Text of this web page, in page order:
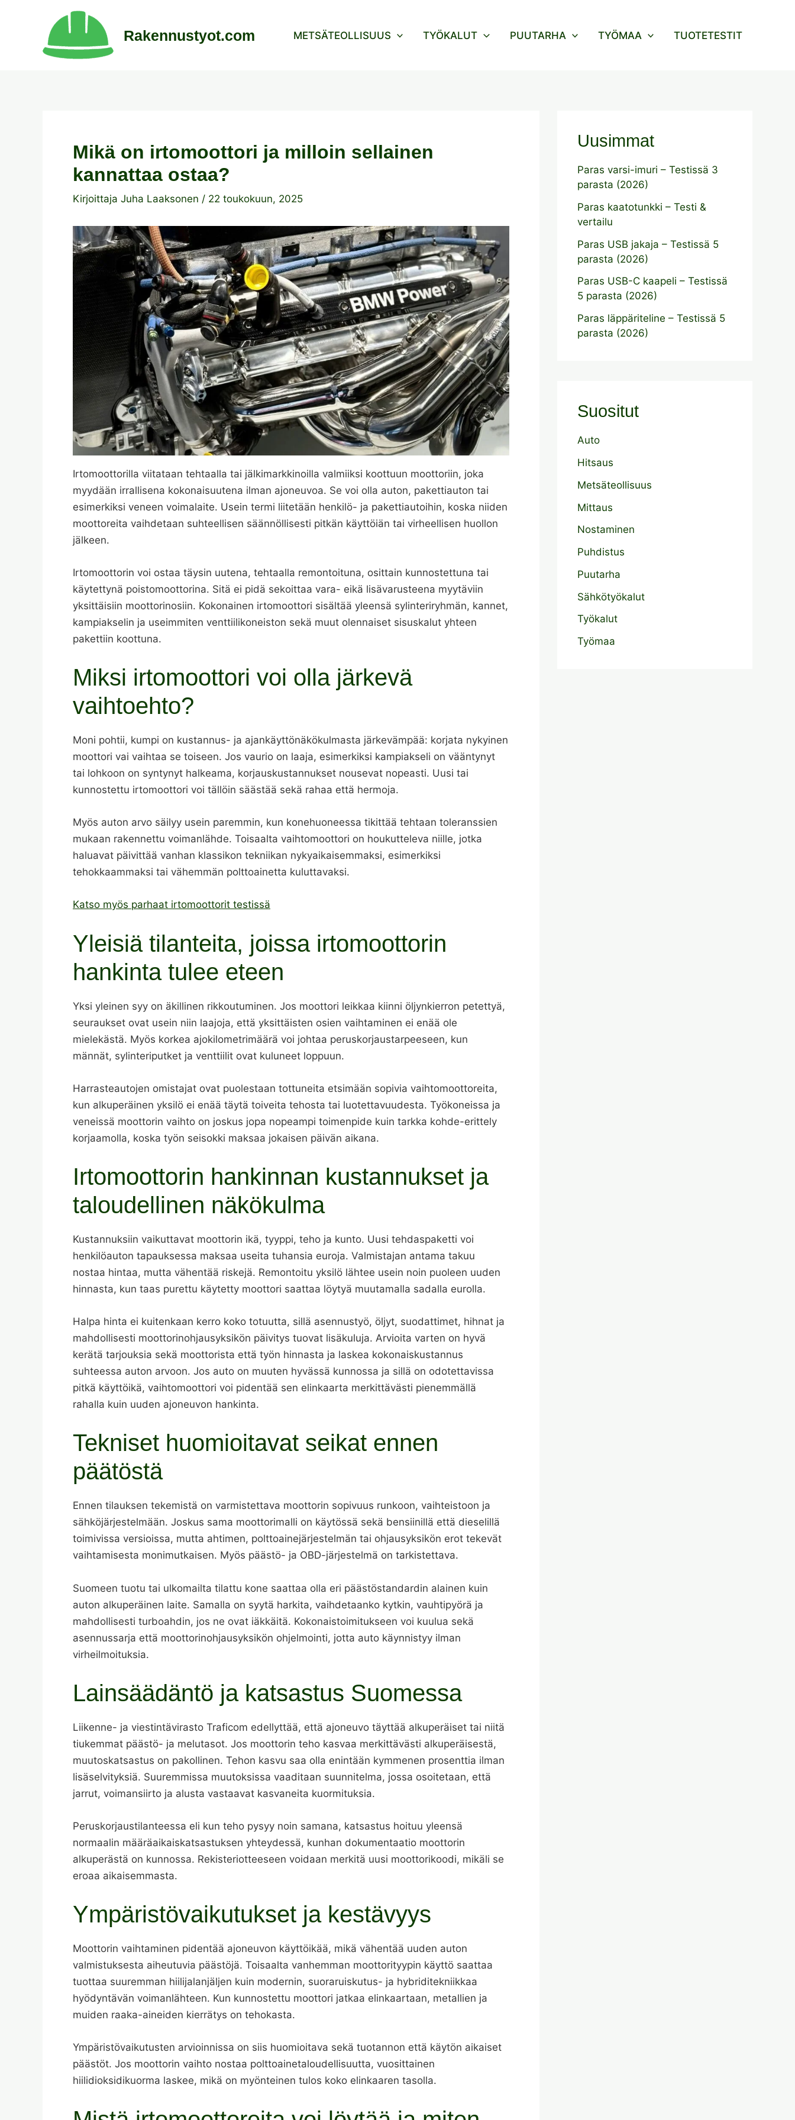
Rakennustyot.com METSÄTEOLLISUUS TYÖKALUT PUUTARHA TYÖMAA TUOTETESTIT
Mikä on irtomoottori ja milloin sellainen
kannattaa ostaa?
Kirjoittaja Juha Laaksonen / 22 toukokuun, 2025
Irtomoottorilla viitataan tehtaalla tai jälkimarkkinoilla valmiiksi koottuun moottoriin, joka
myydään irrallisena kokonaisuutena ilman ajoneuvoa. Se voi olla auton, pakettiauton tai
esimerkiksi veneen voimalaite. Usein termi liitetään henkilö- ja pakettiautoihin, koska niiden
moottoreita vaihdetaan suhteellisen säännöllisesti pitkän käyttöiän tai virheellisen huollon
jälkeen.
Irtomoottorin voi ostaa täysin uutena, tehtaalla remontoituna, osittain kunnostettuna tai
käytettynä poistomoottorina. Sitä ei pidä sekoittaa vara- eikä lisävarusteena myytäviin
yksittäisiin moottorinosiin. Kokonainen irtomoottori sisältää yleensä sylinteriryhmän, kannet,
kampiakselin ja useimmiten venttiilikoneiston sekä muut olennaiset sisuskalut yhteen
pakettiin koottuna.
Miksi irtomoottori voi olla järkevä
vaihtoehto?
Moni pohtii, kumpi on kustannus- ja ajankäyttönäkökulmasta järkevämpää: korjata nykyinen
moottori vai vaihtaa se toiseen. Jos vaurio on laaja, esimerkiksi kampiakseli on vääntynyt
tai lohkoon on syntynyt halkeama, korjauskustannukset nousevat nopeasti. Uusi tai
kunnostettu irtomoottori voi tällöin säästää sekä rahaa että hermoja.
Myös auton arvo säilyy usein paremmin, kun konehuoneessa tikittää tehtaan toleranssien
mukaan rakennettu voimanlähde. Toisaalta vaihtomoottori on houkutteleva niille, jotka
haluavat päivittää vanhan klassikon tekniikan nykyaikaisemmaksi, esimerkiksi
tehokkaammaksi tai vähemmän polttoainetta kuluttavaksi.
Katso myös parhaat irtomoottorit testissä
Yleisiä tilanteita, joissa irtomoottorin
hankinta tulee eteen
Yksi yleinen syy on äkillinen rikkoutuminen. Jos moottori leikkaa kiinni öljynkierron petettyä,
seuraukset ovat usein niin laajoja, että yksittäisten osien vaihtaminen ei enää ole
mielekästä. Myös korkea ajokilometrimäärä voi johtaa peruskorjaustarpeeseen, kun
männät, sylinteriputket ja venttiilit ovat kuluneet loppuun.
Harrasteautojen omistajat ovat puolestaan tottuneita etsimään sopivia vaihtomoottoreita,
kun alkuperäinen yksilö ei enää täytä toiveita tehosta tai luotettavuudesta. Työkoneissa ja
veneissä moottorin vaihto on joskus jopa nopeampi toimenpide kuin tarkka kohde-erittely
korjaamolla, koska työn seisokki maksaa jokaisen päivän aikana.
Irtomoottorin hankinnan kustannukset ja
taloudellinen näkökulma
Kustannuksiin vaikuttavat moottorin ikä, tyyppi, teho ja kunto. Uusi tehdaspaketti voi
henkilöauton tapauksessa maksaa useita tuhansia euroja. Valmistajan antama takuu
nostaa hintaa, mutta vähentää riskejä. Remontoitu yksilö lähtee usein noin puoleen uuden
hinnasta, kun taas purettu käytetty moottori saattaa löytyä muutamalla sadalla eurolla.
Halpa hinta ei kuitenkaan kerro koko totuutta, sillä asennustyö, öljyt, suodattimet, hihnat ja
mahdollisesti moottorinohjausyksikön päivitys tuovat lisäkuluja. Arvioita varten on hyvä
kerätä tarjouksia sekä moottorista että työn hinnasta ja laskea kokonaiskustannus
suhteessa auton arvoon. Jos auto on muuten hyvässä kunnossa ja sillä on odotettavissa
pitkä käyttöikä, vaihtomoottori voi pidentää sen elinkaarta merkittävästi pienemmällä
rahalla kuin uuden ajoneuvon hankinta.
Tekniset huomioitavat seikat ennen
päätöstä
Ennen tilauksen tekemistä on varmistettava moottorin sopivuus runkoon, vaihteistoon ja
sähköjärjestelmään. Joskus sama moottorimalli on käytössä sekä bensiinillä että dieselillä
toimivissa versioissa, mutta ahtimen, polttoainejärjestelmän tai ohjausyksikön erot tekevät
vaihtamisesta monimutkaisen. Myös päästö- ja OBD-järjestelmä on tarkistettava.
Suomeen tuotu tai ulkomailta tilattu kone saattaa olla eri päästöstandardin alainen kuin
auton alkuperäinen laite. Samalla on syytä harkita, vaihdetaanko kytkin, vauhtipyörä ja
mahdollisesti turboahdin, jos ne ovat iäkkäitä. Kokonaistoimitukseen voi kuulua sekä
asennussarja että moottorinohjausyksikön ohjelmointi, jotta auto käynnistyy ilman
virheilmoituksia.
Lainsäädäntö ja katsastus Suomessa
Liikenne- ja viestintävirasto Traficom edellyttää, että ajoneuvo täyttää alkuperäiset tai niitä
tiukemmat päästö- ja melutasot. Jos moottorin teho kasvaa merkittävästi alkuperäisestä,
muutoskatsastus on pakollinen. Tehon kasvu saa olla enintään kymmenen prosenttia ilman
lisäselvityksiä. Suuremmissa muutoksissa vaaditaan suunnitelma, jossa osoitetaan, että
jarrut, voimansiirto ja alusta vastaavat kasvaneita kuormituksia.
Peruskorjaustilanteessa eli kun teho pysyy noin samana, katsastus hoituu yleensä
normaalin määräaikaiskatsastuksen yhteydessä, kunhan dokumentaatio moottorin
alkuperästä on kunnossa. Rekisteriotteeseen voidaan merkitä uusi moottorikoodi, mikäli se
eroaa aikaisemmasta.
Ympäristövaikutukset ja kestävyys
Moottorin vaihtaminen pidentää ajoneuvon käyttöikää, mikä vähentää uuden auton
valmistuksesta aiheutuvia päästöjä. Toisaalta vanhemman moottorityypin käyttö saattaa
tuottaa suuremman hiilijalanjäljen kuin modernin, suoraruiskutus- ja hybriditekniikkaa
hyödyntävän voimanlähteen. Kun kunnostettu moottori jatkaa elinkaartaan, metallien ja
muiden raaka-aineiden kierrätys on tehokasta.
Ympäristövaikutusten arvioinnissa on siis huomioitava sekä tuotannon että käytön aikaiset
päästöt. Jos moottorin vaihto nostaa polttoainetaloudellisuutta, vuosittainen
hiilidioksidikuorma laskee, mikä on myönteinen tulos koko elinkaaren tasolla.
Uusimmat
Paras varsi-imuri – Testissä 3
parasta (2026)
Paras kaatotunkki – Testi &
vertailu
Paras USB jakaja – Testissä 5
parasta (2026)
Paras USB-C kaapeli – Testissä
5 parasta (2026)
Paras läppäriteline – Testissä 5
parasta (2026)
Suositut
Auto
Hitsaus
Metsäteollisuus
Mittaus
Nostaminen
Puhdistus
Puutarha
Sähkötyökalut
Työkalut
Työmaa